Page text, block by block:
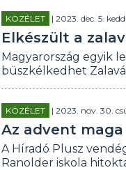
KÖZÉLET | 2023. dec. 5. kedd
Elkészült a
Magyarország egyik
büszkélkedhet
KÖZÉLET | 2023. nov. 30.
Az advent maga
A Híradó Plusz
Ranolder iskola